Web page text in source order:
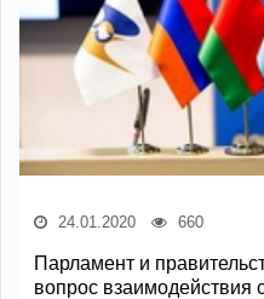
24.01.2020 660
Парламент и
вопрос